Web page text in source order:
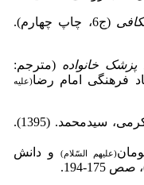
(ج6، چاپ چهارم).
پزشک خانواده (مترجم:
(علیه
گوهری، مریم؛ حمیدرضا، بصیری و اکرمی، سیدمحمد. (1395).
(علیهم السّلام)
و دانش